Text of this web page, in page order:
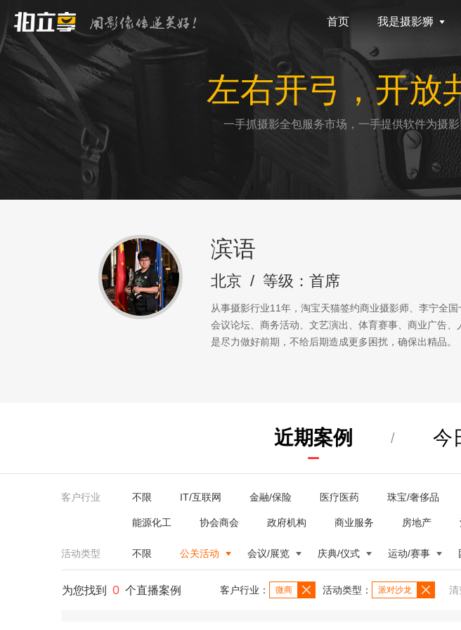
首页 我是摄影狮
左右开弓，开放
一手抓摄影全包服务市场，一手提供软件为摄
滨语
北京 / 等级：首席
从事摄影行业11年，淘宝天猫签约商业摄影师、李宁全
会议论坛、商务活动、文艺演出、体育赛事、商业广告
是尽力做好前期，不给后期造成更多困扰，确保出精品。
近期案例 / 今
客户行业 不限 IT/互联网 金融/保险 医疗医药 珠宝/奢侈品
能源化工 协会商会 政府机构 商业服务 房地产
活动类型 不限 公关活动 会议/展览 庆典/仪式 运动/赛事
为您找到 0 个直播案例 客户行业： 微商 活动类型： 派对沙龙 清